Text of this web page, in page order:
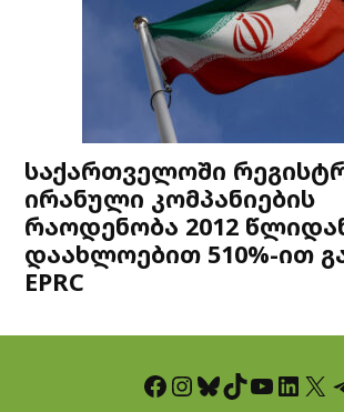
საქართველოში
ირანული კომპანიების
რაოდენობა 2012
დაახლოებით 510%-ით
EPRC
Facebook InstagramBluesky TikTok YouTube LinkedIn X